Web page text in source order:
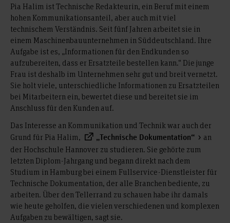
Pia Halim ist Technische Redakteurin, ein Beruf mit einem
hohen Kommunikationsanteil, aber auch mit viel
technischem Verständnis. Seit fünf Jahren arbeitet sie in
einem Maschinenbauunternehmen in Süddeutschland. Ihre
Aufgabe ist es, „Informationen für den Endkunden so
aufzubereiten, dass er Ersatzteile bestellen kann.“ Die junge
Frau ist deshalb im Unternehmen sehr gut und breit vernetzt.
Sie holt viele, unterschiedliche Informationen zu Ersatzteilen
bei Mitarbeitern ein, bewertet diese und bereitet sie im
Anschluss für den Kunden auf.
Das Interesse an Kommunikation und Technik war auch der
Grund für Pia Halim,
„Technische Dokumentation“
an
der Hochschule Hannover zu studieren. Sie gehörte zum
letzten Diplom-Jahrgang und begann direkt nach dem
Studium in Hamburg bei einem Fullservice-Dienstleister für
Technische Dokumentation, der alle Branchen bediente, zu
arbeiten. Über den Tellerrand zu schauen habe ihr damals
wie heute geholfen, die vielen verschiedenen und komplexen
Aufgaben zu bewältigen, sagt sie.